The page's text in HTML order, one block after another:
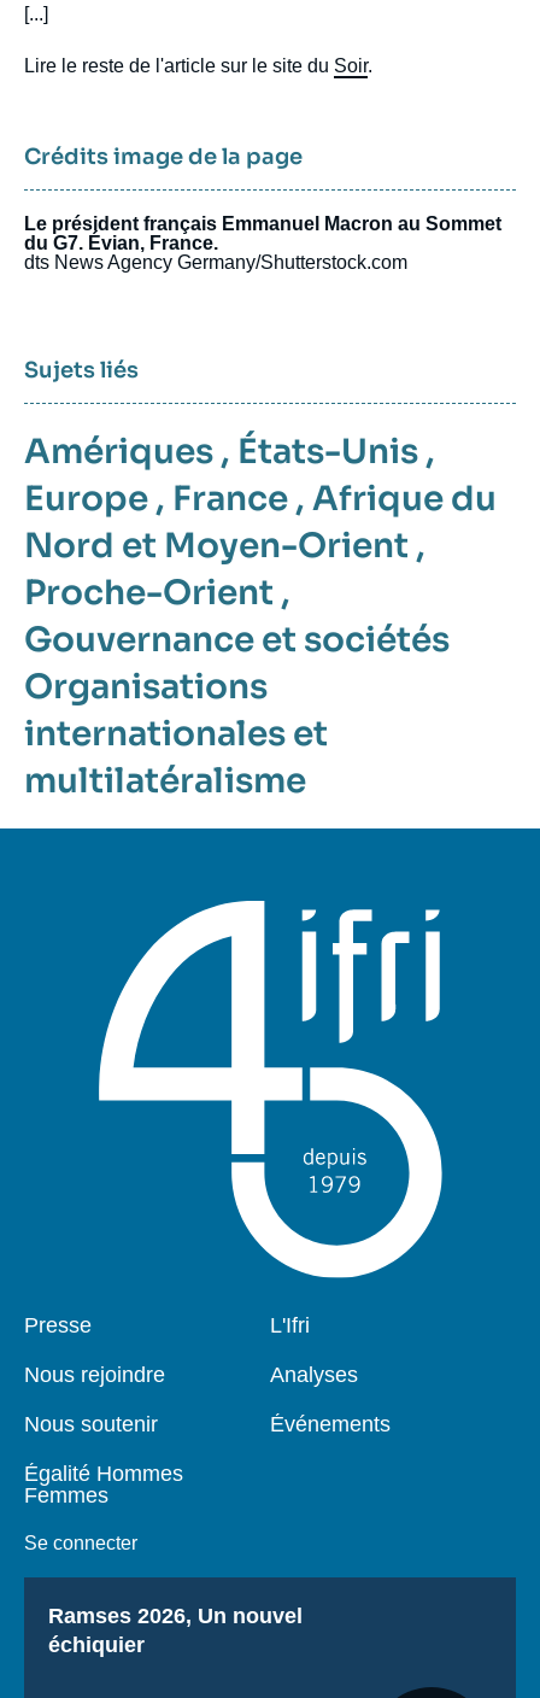
[...]
Lire le reste de l'article sur le site du Soir.
Crédits image de la page
Le président français Emmanuel Macron au Sommet
du G7. Évian, France.
dts News Agency Germany/Shutterstock.com
Sujets liés
Amériques , États-Unis ,
Europe , France , Afrique du
Nord et Moyen-Orient ,
Proche-Orient ,
Gouvernance et sociétés
Organisations
internationales et
multilatéralisme
Pied
Presse
Nous rejoindre
Nous soutenir
Égalité Hommes
Femmes
Se connecter
Navigation
L'Ifri
Analyses
Événements
Titre
Ramses 2026, Un nouvel
échiquier